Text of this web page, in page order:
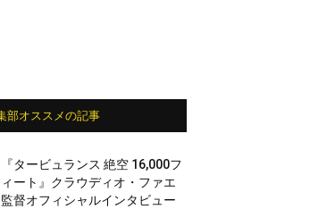
部オススメの記事
『タービュランス 絶空 16,000フ
ィート』クラウディオ・ファエ
監督オフィシャルインタビュー